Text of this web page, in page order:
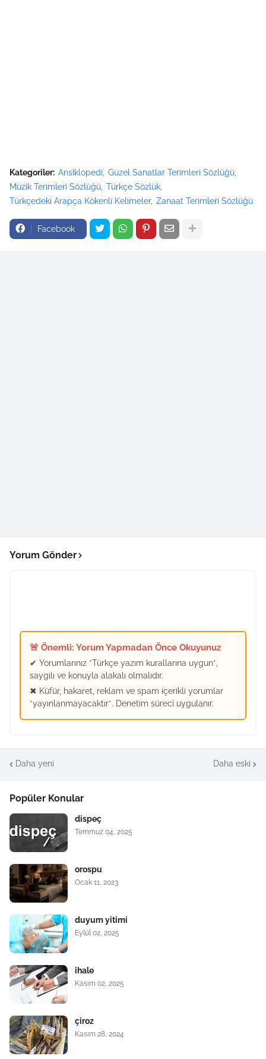
Kategoriler: Ansiklopedi
Güzel Sanatlar Terimleri Sözlüğü
Müzik Terimleri Sözlüğü Türkçe Sözlük
Türkçedeki Arapça Kökenli Kelimeler Zanaat Terimleri Sözlüğü
Facebook
Yorum Gönder
🚨 Önemli: Yorum Yapmadan Önce Okuyunuz
✔ Yorumlarınız *Türkçe yazım kurallarına uygun*,
saygılı ve konuyla alakalı olmalıdır.
✖ Küfür, hakaret, reklam ve spam içerikli yorumlar
*yayınlanmayacaktır*. Denetim süreci uygulanır.
Daha yeni Daha eski
Popüler Konular
dispeç
Temmuz 04, 2025
orospu
Ocak 11, 2023
duyum yitimi
Eylül 02, 2025
ihale
Kasım 02, 2025
çiroz
Kasım 28, 2024